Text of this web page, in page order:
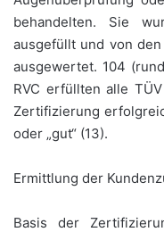
behandelten. Sie
ausgefüllt und von
ausgewertet. 104
RVC erfüllten alle
Zertifizierung
oder „gut“ (13).
Ermittlung der
Basis der